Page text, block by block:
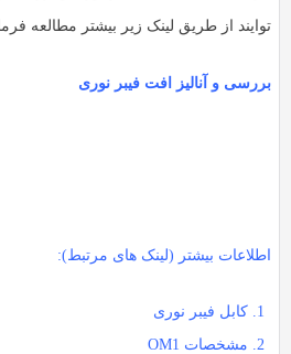
توایند از طریق لینک زیر بیشتر مطالعه
بررسی و آنالیز افت فیبر نوری
اطلاعات بیشتر (لینک های مرتبط):
کابل فیبر نوری
مشخصات OM1